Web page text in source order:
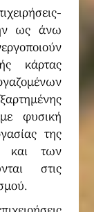
ως άνω
κάρτας
φυσική
της
και των
στις